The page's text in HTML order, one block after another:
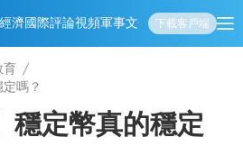
經濟國際評論視頻軍事文化 娛樂生活教育體
下載客戶端
育
嗎？
穩定幣真的穩定